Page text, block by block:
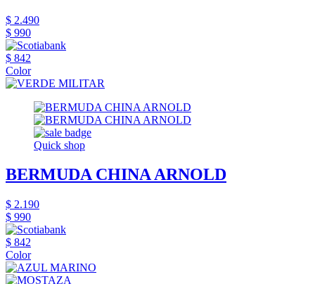
$ 2.490
$ 990
$ 842
Color
Quick shop
BERMUDA CHINA ARNOLD
$ 2.190
$ 990
$ 842
Color